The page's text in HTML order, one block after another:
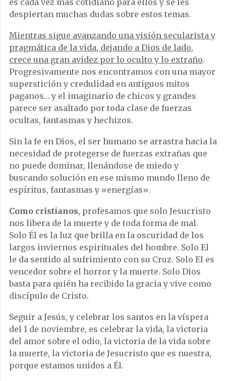
es cada vez más cotidiano para ellos y se les
despiertan muchas dudas sobre estos temas.
Mientras sigue avanzando una visión secularista y
pragmática de la vida, dejando a Dios de lado,
crece una gran avidez por lo oculto y lo extraño.
Progresivamente nos encontramos con una mayor
superstición y credulidad en antiguos mitos
paganos… y el imaginario de chicos y grandes
parece ser asaltado por toda clase de fuerzas
ocultas, fantasmas y hechizos.
Sin la fe en Dios, el ser humano se arrastra hacia la
necesidad de protegerse de fuerzas extrañas que
no puede dominar, llenándose de miedo y
buscando solución en ese mismo mundo lleno de
espíritus, fantasmas y «energías».
Como cristianos, profesamos que solo Jesucristo
nos libera de la muerte y de toda forma de mal.
Solo Él es la luz que brilla en la oscuridad de los
largos inviernos espirituales del hombre. Solo El
le da sentido al sufrimiento con su Cruz. Solo El es
vencedor sobre el horror y la muerte. Solo Dios
basta para quién ha recibido la gracia y vive como
discípulo de Cristo.
Seguir a Jesús, y celebrar los santos en la víspera
del 1 de noviembre, es celebrar la vida, la victoria
del amor sobre el odio, la victoria de la vida sobre
la muerte, la victoria de Jesucristo que es nuestra,
porque estamos unidos a Él.